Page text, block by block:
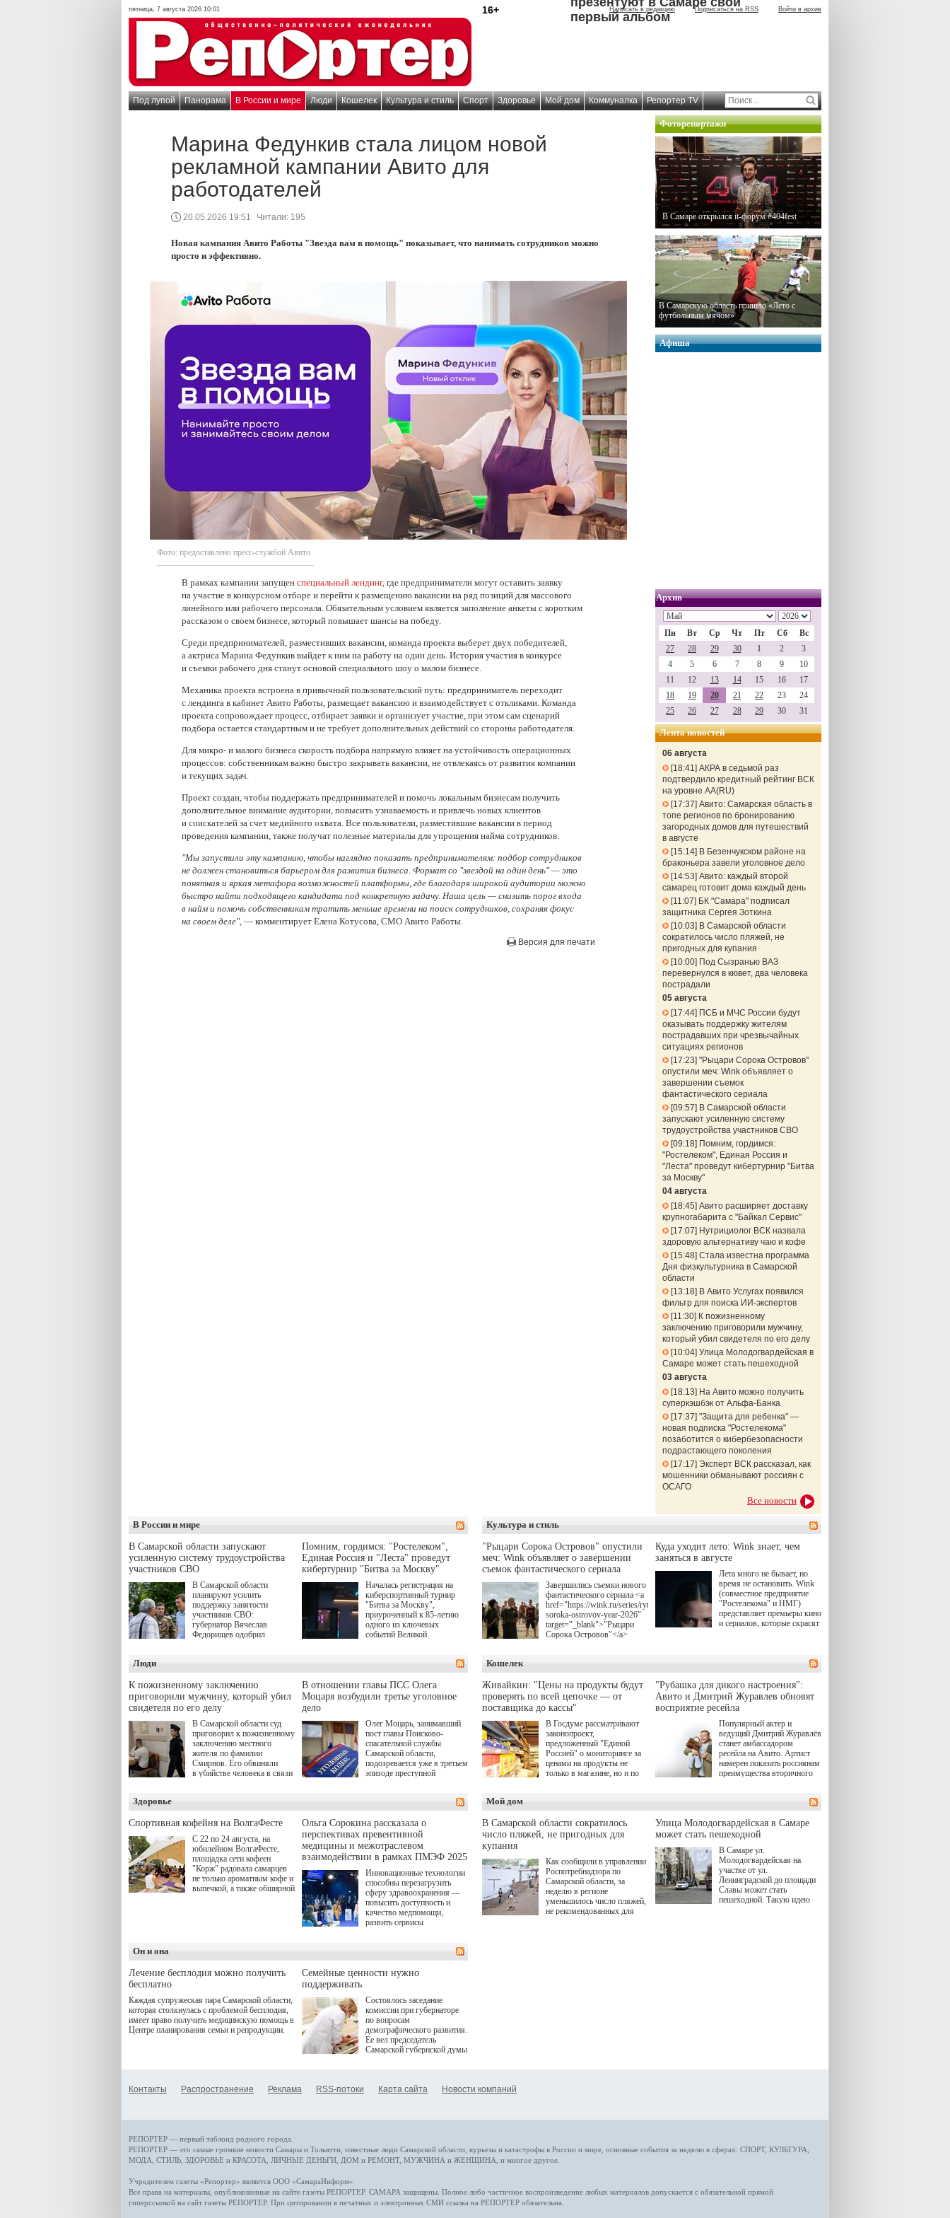
пятница, 7 августа 2026 10:01 16+ Написать в редакцию Подписаться на RSS Войти в архив
первый альбом
Под лупой Панорама В России и мире Люди Кошелек Культура и стиль Спорт Здоровье Мой дом Коммуналка Репортер TV
Марина Федункив стала лицом новой
рекламной кампании Авито для
работодателей
20.05.2026 19:51 Читали: 195
Новая кампания Авито Работы "Звезда вам в помощь" показывает, что нанимать сотрудников можно
просто и эффективно.
Фото: предоставлено пресс-службой Авито
В рамках кампании запущен специальный лендинг, где предприниматели могут оставить заявку
на участие в конкурсном отборе и перейти к размещению вакансии на ряд позиций для массового
линейного или рабочего персонала. Обязательным условием является заполнение анкеты с коротким
рассказом о своем бизнесе, который повышает шансы на победу.
Среди предпринимателей, разместивших вакансии, команда проекта выберет двух победителей,
а актриса Марина Федункив выйдет к ним на работу на один день. История участия в конкурсе
и съемки рабочего дня станут основой специального шоу о малом бизнесе.
Механика проекта встроена в привычный пользовательский путь: предприниматель переходит
с лендинга в кабинет Авито Работы, размещает вакансию и взаимодействует с откликами. Команда
проекта сопровождает процесс, отбирает заявки и организует участие, при этом сам сценарий
подбора остается стандартным и не требует дополнительных действий со стороны работодателя.
Для микро- и малого бизнеса скорость подбора напрямую влияет на устойчивость операционных
процессов: собственникам важно быстро закрывать вакансии, не отвлекаясь от развития компании
и текущих задач.
Проект создан, чтобы поддержать предпринимателей и помочь локальным бизнесам получить
дополнительное внимание аудитории, повысить узнаваемость и привлечь новых клиентов
и соискателей за счет медийного охвата. Все пользователи, разместившие вакансии в период
проведения кампании, также получат полезные материалы для упрощения найма сотрудников.
"Мы запустили эту кампанию, чтобы наглядно показать предпринимателям: подбор сотрудников
не должен становиться барьером для развития бизнеса. Формат со "звездой на один день" — это
понятная и яркая метафора возможностей платформы, где благодаря широкой аудитории можно
быстро найти подходящего кандидата под конкретную задачу. Наша цель — снизить порог входа
в найм и помочь собственникам тратить меньше времени на поиск сотрудников, сохраняя фокус
на своем деле", — комментирует Елена Котусова, CMO Авито Работы.
Версия для печати
Фоторепортажи
В Самаре открылся it-форум #404fest
В Самарскую область пришло «Лето с
футбольным мячом»
Афиша
Архив
Пн Вт Ср Чт Пт Сб
Вс
27
28 29 30 1 2
3
4
5 6 7 8 9
10
11
12 13 14 15 16
17
18
19 20 21 22 23
24
25
26 27 28 29 30 31
Лента новостей
06 августа
18:41 АКРА в седьмой раз
подтвердило кредитный рейтинг ВСК
на уровне АА(RU)
17:37 Авито: Самарская область в
топе регионов по бронированию
загородных домов для путешествий
в августе
15:14 В Безенчукском районе на
браконьера завели уголовное дело
14:53 Авито: каждый второй
самарец готовит дома каждый день
11:07
БК "Самара" подписал
защитника Сергея Зоткина
10:03
В Самарской области
сократилось число пляжей, не
пригодных для купания
10:00 Под Сызранью ВАЗ
перевернулся в кювет, два человека
пострадали
05 августа
17:44 ПСБ и МЧС России будут
оказывать поддержку жителям
пострадавших при чрезвычайных
ситуациях регионов
17:23 "Рыцари Сорока Островов"
опустили меч: Wink объявляет о
завершении съемок
фантастического сериала
09:57
В Самарской области
запускают усиленную систему
трудоустройства участников СВО
09:18 Помним, гордимся:
"Ростелеком", Единая Россия и
"Леста" проведут кибертурнир "Битва
за Москву"
04 августа
18:45 Авито расширяет доставку
крупногабарита с "Байкал Сервис"
17:07
Нутрициолог ВСК назвала
здоровую альтернативу чаю и кофе
15:48 Стала известна программа
Дня физкультурника в Самарской
области
13:18 В Авито Услугах появился
фильтр для поиска ИИ-экспертов
11:30 К пожизненному
заключению приговорили мужчину,
который убил свидетеля по его делу
10:04 Улица Молодогвардейская в
Самаре может стать пешеходной
03 августа
18:13
На Авито можно получить
суперкэшбэк от Альфа-Банка
17:37 "Защита для ребенка" —
новая подписка "Ростелекома"
позаботится о кибербезопасности
подрастающего поколения
17:17 Эксперт ВСК рассказал, как
мошенники обманывают россиян с
ОСАГО
Все новости
В России и мире
В Самарской области запускают
усиленную систему трудоустройства
участников СВО
В Самарской области
планируют усилить
поддержку занятости
участников СВО:
губернатор Вячеслав
Федорищев одобрил
Живайкина, направленные
на трудоустройство и более
спокойную адаптацию к
мирной жизни.
Помним, гордимся: "Ростелеком",
Единая Россия и "Леста" проведут
кибертурнир "Битва за Москву"
Началась регистрация на
киберспортивный турнир
"Битва за Москву",
приуроченный к 85-летию
одного из ключевых
событий Великой
игре "Мир танков"
выступили "Ростелеком",
партия "Единая Россия",
игровая студия "Леста" и
Культура и стиль
"Рыцари Сорока Островов" опустили
меч: Wink объявляет о завершении
съемок фантастического сериала
Завершились съемки нового
фантастического сериала <a
href="https://wink.ru/series/rytsari-
soroka-ostrovov-year-2026"
target="_blank">"Рыцари
Сорока Островов"</a>
и НМГ) по мотивам
одноименного романа
Сергея Лукьяненко. Главные
роли в проекте исполнили
Артем Кошман, Полина
Гухман, Вероника
Устимова, Олег Савостюк,
Святослав Рогожан, Кузьма
Котрелёв, Никита
Кологривый, Елисей
Чучилин, Александра
Дмитрий Куличков и Юлия
Волкова в роли родителей.
Режиссер-постановщик
проекта — Егор Чичканов
снова здравствуйте!").
Куда уходит лето: Wink знает, чем
заняться в августе
Лета много не бывает, но
время не остановить. Wink
(совместное предприятие
"Ростелекома" и НМГ)
представляет премьеры кино
и сериалов, которые скрасят
href="https://wink.ru/series/kholod-
year-2026"
target="_blank">"Холод"
</a> (18+) останется только
на экране — весь август по
четвергам продолжат
выходить новые эпизоды
сериала, в котором
беспощадным возмездием в
духе графа Монте-Кристо
занимается наша
современница.
Люди
К пожизненному заключению
приговорили мужчину, который убил
свидетеля по его делу
В Самарской области суд
приговорил к пожизненному
заключению местного
жителя по фамилии
Смирнов. Его обвиняли
в убийстве человека в связи
В отношении главы ПСС Олега
Моцаря возбудили третье уголовное
дело
Олег Моцарь, занимавший
пост главы Поисково-
спасательной службы
Самарской области,
подозревается уже в третьем
эпизоде преступной
о превышении полномочий,
а сам он находится в СИЗО.
Кошелек
Живайкин: "Цены на продукты будут
проверять по всей цепочке — от
поставщика до кассы"
В Госдуме рассматривают
законопроект,
предложенный "Единой
Россией" о мониторинге за
ценами на продукты не
только в магазине, но и по
подорожания было понятно,
где именно цена "поехала"
вверх и кто её разогнал.
"Рубашка для дикого настроения":
Авито и Дмитрий Журавлев обновят
восприятие ресейла
Популярный актер и
ведущий Дмитрий Журавлёв
станет амбассадором
ресейла на Авито. Артист
намерен показать россиянам
преимущества вторичного
для современного и умного
человека.
Здоровье
Спортивная кофейня на ВолгаФесте
С 22 по 24 августа, на
юбилейном ВолгаФесте,
площадка сети кофеен
"Корж" радовала самарцев
не только ароматным кофе и
выпечкой, а также обширной
Ольга Сорокина рассказала о
перспективах превентивной
медицины и межотраслевом
взаимодействии в рамках ПМЭФ 2025
Инновационные технологии
способны перезагрузить
сферу здравоохранения —
повысить доступность и
качество медпомощи,
развить сервисы
определенными барьерами.
К ним можно отнести
возникающие при работе с
данными пациентов. Для
более динамичного роста
проникновения инноваций в
сегмент необходимо кросс-
отраслевое взаимодействие
рассказала Ольга Сорокина,
ходе сессии "Развитие
качества жизни" в рамках
ПМЭФ 2025. В дискуссии
РФ Михаил Мурашко,
представители
Государственной Думы,
Мой дом
В Самарской области сократилось
число пляжей, не пригодных для
купания
Как сообщили в управлении
Роспотребнадзора по
Самарской области, за
неделю в регионе
уменьшилось число пляжей,
не рекомендованных для
Улица Молодогвардейская в Самаре
может стать пешеходной
В Самаре ул.
Молодогвардейская на
участке от ул.
Ленинградской до площади
Славы может стать
пешеходной. Такую идею
Он и она
Лечение бесплодия можно получить
бесплатно
Каждая супружеская пара Самарской области,
которая столкнулась с проблемой бесплодия,
имеет право получить медицинскую помощь в
Центре планирования семьи и репродукции.
Семейные ценности нужно
поддерживать
Состоялось заседание
комиссии при губернаторе
по вопросам
демографического развития.
Ее вел председатель
Самарской губернской думы
Контакты Распространение Реклама RSS-потоки Карта сайта Новости компаний
РЕПОРТЕР — первый таблоид родного города.
РЕПОРТЕР — это самые громкие новости Самары и Тольятти, известные люди Самарской области, курьезы и катастрофы в России и мире , основные события за неделю в сферах: СПОРТ, КУЛЬТУРА,
МОДА, СТИЛЬ ЗДОРОВЬЕ и КРАСОТА ЛИЧНЫЕ ДЕНЬГИ ДОМ и РЕМОНТ, МУЖЧИНА и ЖЕНЩИНА , и многое другое
Учредителем газеты «Репортер» является ООО «СамараИнформ»
Все права на материалы, опубликованные на сайте газеты РЕПОРТЕР. САМАРА защищены. Полное либо частичное воспроизведение любых материалов допускается с обязательной прямой
гиперссылкой на сайт газеты РЕПОРТЕР. При цитировании в печатных и электронных СМИ ссылка на РЕПОРТЕР обязательна.